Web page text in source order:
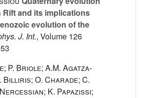
Rift and its implications
evolution of the
J. Int., Volume 126
P. Briole; A.M. Agatza-
Billiris; O. Charade; C.
K. Papazissi;